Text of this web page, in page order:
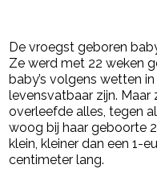
De vroegst geboren
Ze werd met 22 weken
baby’s volgens wetten
levensvatbaar zijn. Maar
overleefde alles, tegen
woog bij haar geboorte
klein, kleiner dan een 1-
centimeter lang.